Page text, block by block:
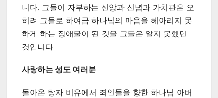
니다. 그들이 자부하는 신앙과 신념과 가치관은 오
히려 그들로 하여금 하나님의 마음을 헤아리지 못
하게 하는 장애물이 된 것을 그들은 알지 못했던
것입니다.
사랑하는 성도 여러분
돌아온 탕자 비유에서 죄인들을 향한 하나님 아버